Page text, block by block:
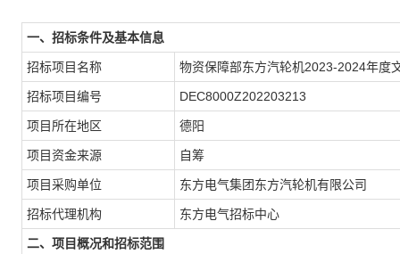
一、招标条件及基本信息
招标项目名称 物资保障部东方汽轮机2023-2024年度
招标项目编号 DEC8000Z202203213
项目所在地区 德阳
项目资金来源 自筹
项目采购单位 东方电气集团东方汽轮机有限公司
招标代理机构 东方电气招标中心
二、项目概况和招标范围